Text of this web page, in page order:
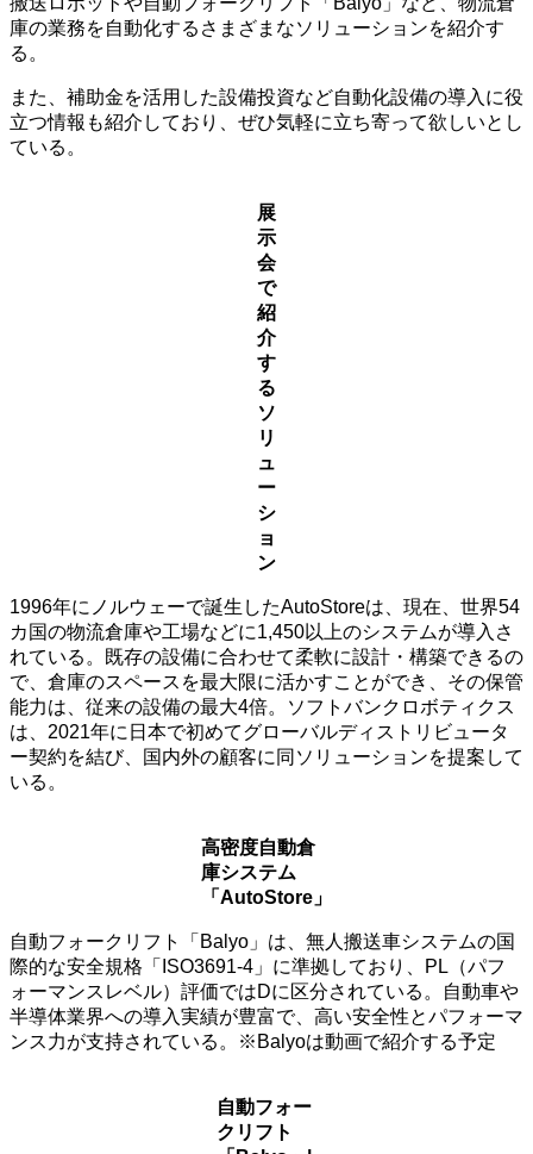
庫の業務を自動化するさまざまなソリューションを紹介す
る。
また、補助金を活用した設備投資など自動化設備の導入に役
立つ情報も紹介しており、ぜひ気軽に立ち寄って欲しいとし
ている。
展
示
会
で
紹
介
す
る
ソ
リ
ュ
ー
シ
ョ
ン
1996年にノルウェーで誕生したAutoStoreは、現在、世界54
カ国の物流倉庫や工場などに1,450以上のシステムが導入さ
れている。既存の設備に合わせて柔軟に設計・構築できるの
で、倉庫のスペースを最大限に活かすことができ、その保管
能力は、従来の設備の最大4倍。ソフトバンクロボティクス
は、2021年に日本で初めてグローバルディストリビュータ
ー契約を結び、国内外の顧客に同ソリューションを提案して
いる。
高密度自動倉
庫システム
「AutoStore」
自動フォークリフト「Balyo」は、無人搬送車システムの国
際的な安全規格「ISO3691-4」に準拠しており、PL（パフ
ォーマンスレベル）評価ではDに区分されている。自動車や
半導体業界への導入実績が豊富で、高い安全性とパフォーマ
ンス力が支持されている。※Balyoは動画で紹介する予定
自動フォー
クリフト